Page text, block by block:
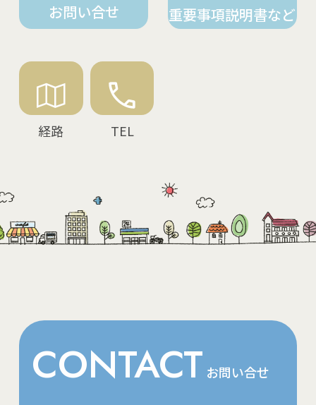
お問い合せ 重要事項説明書など
経路 TEL
CONTACT お問い合せ